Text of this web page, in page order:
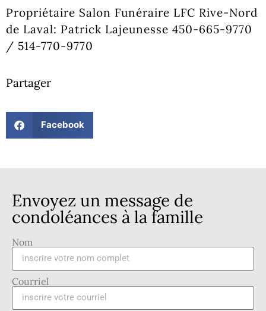
Propriétaire Salon Funéraire LFC Rive-Nord
de Laval: Patrick Lajeunesse 450-665-9770
/ 514-770-9770
Partager
Facebook
Envoyez un message de
condoléances à la famille
Nom
Courriel